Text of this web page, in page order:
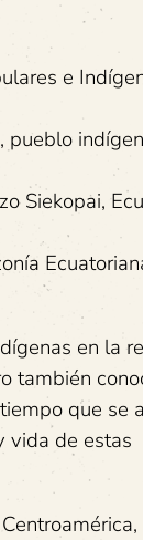
e
pueblo
Siekopai,
en la
también
que se
vida de estas